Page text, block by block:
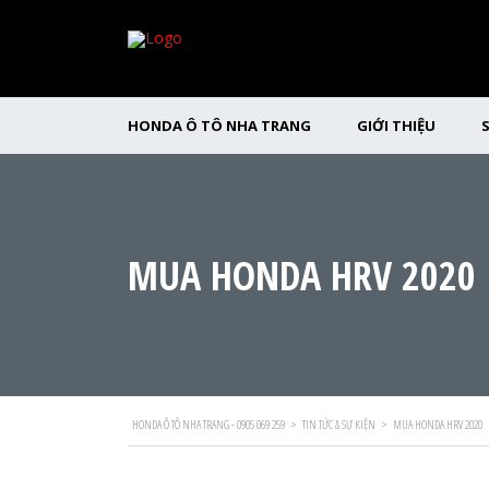
HONDA Ô TÔ NHA TRANG GIỚI THIỆU
MUA HONDA HRV 2020
HONDA Ô TÔ NHA TRANG - 0905 069 259 > TIN TỨC & SỰ KIỆN > MUA HONDA HRV 2020